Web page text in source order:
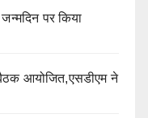
पर किया
आयोजित,एसडीएम ने